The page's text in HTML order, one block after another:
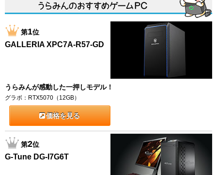
第1位
GALLERIA XPC7A-R57-GD
うらみんが感動した一押しモデル！
グラボ：RTX5070（12GB）
価格を見る
第2位
G-Tune DG-I7G6T